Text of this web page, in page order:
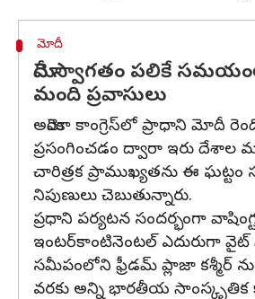
మోదీ
మోదీ స్వాగతం పలికే
మంది ప్రవాసులు
అమెరికా కాంగ్రెస్‌లో ప్రాధాని మోదీ
ప్రసంగించడం ద్వారా ఇరు దేశాల
చారిత్రక ప్రాముఖ్యతను ఈ ఘట్టం
నిపుణులు చెబుతున్నారు.
ప్రధాని పర్యటన సందర్భంగా
ఇంటర్‌కాంటినెంటల్ ఎదురుగా
సమీపంలోని ఫ్రీడమ్ ప్లాజా కశ్మీర్
వరకు అన్ని భారతీయ సాంస్కృతిక